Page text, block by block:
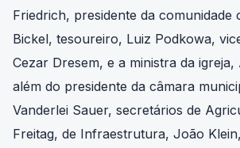
Friedrich, presidente da comunidade
Bickel, tesoureiro, Luiz Podkowa,
Cezar Dresem, e a ministra da
além do presidente da câmara
Vanderlei Sauer, secretários de
Freitag, de Infraestrutura, João